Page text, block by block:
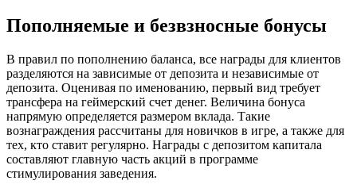
Пополняемые и безвзносные бонусы
В правил по пополнению баланса, все награды для клиентов
разделяются на зависимые от депозита и независимые от
депозита. Оценивая по именованию, первый вид требует
трансфера на геймерский счет денег. Величина бонуса
напрямую определяется размером вклада. Такие
вознаграждения рассчитаны для новичков в игре, а также для
тех, кто ставит регулярно. Награды с депозитом капитала
составляют главную часть акций в программе
стимулирования заведения.